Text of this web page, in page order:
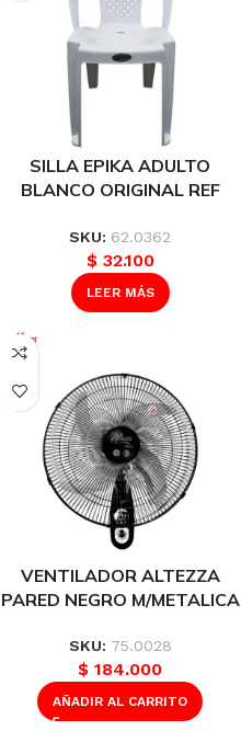
SILLA EPIKA ADULTO
BLANCO ORIGINAL REF
SKU: 62.0362
$32.100
LEER MÁS
VENTILADOR ALTEZZA
PARED NEGRO M/METALICA
REF 44247
SKU: 75.0028
$ 184.000
AÑADIR AL CARRITO